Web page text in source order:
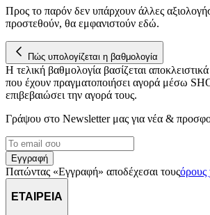
Προς το παρόν δεν υπάρχουν άλλες
προστεθούν, θα εμφανιστούν εδώ.
Πώς υπολογίζεται η βαθμολογία
Η τελική βαθμολογία βασίζεται
που έχουν πραγματοποιήσει αγορά μέσω
επιβεβαιώσει την αγορά τους.
Γράψου στο Νewsletter μας για νέα &
Εγγραφή
Πατώντας «Εγγραφή» αποδέχεσαι τουςόρους
ΕΤΑΙΡΕΙΑ